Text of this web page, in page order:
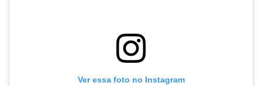
Ver essa foto no Instagram